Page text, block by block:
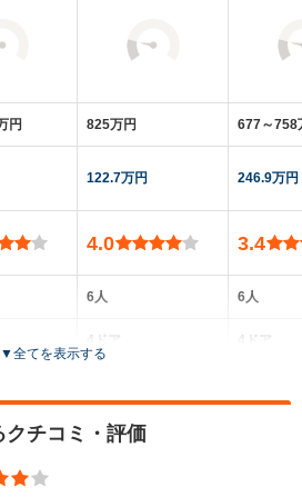
円 825万円
122.7万円
4.0
6人
4ドア
全高
677～758
246.9万円
3.4
6人
4ドア
全高
▼全てを表示する
クチコミ・評価